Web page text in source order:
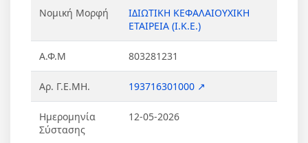
Νομική Μορφή
ΙΔΙΩΤΙΚΗ ΚΕΦΑΛΑΙΟΥΧΙΚΗ
ΕΤΑΙΡΕΙΑ (Ι.Κ.Ε.)
Α.Φ.Μ 803281231
Αρ. Γ.Ε.ΜΗ. 193716301000 ↗
Ημερομηνία
Σύστασης
12-05-2026